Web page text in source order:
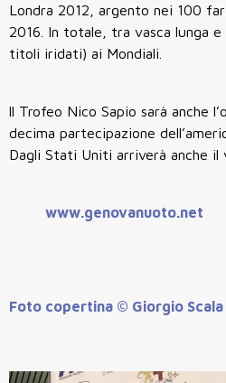
Londra 2012, argento nei 100
2016. In totale, tra vasca lunga
titoli iridati) ai Mondiali.
ll Trofeo Nico Sapio sarà anche
decima partecipazione
Dagli Stati Uniti arriverà anche il
www.genovanuoto.net
Foto copertina © Giorgio